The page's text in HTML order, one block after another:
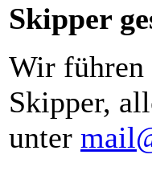
Skipper
Wir führen
Skipper,
unter